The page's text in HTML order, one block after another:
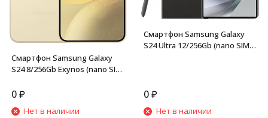
Смартфон Samsung Galaxy
S24 8/256Gb Exynos (nano SIM
0₽
Нет в наличии
Смартфон Samsung Galaxy
S24 Ultra 12/256Gb (nano SIM +
0₽
Нет в наличии